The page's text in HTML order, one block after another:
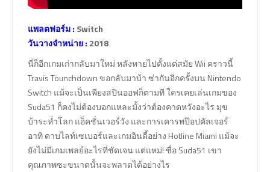
แพลตฟอร์ม : Switch
วันวางจำหน่าย : 2018
นี่ก็อีกเกมเก่ากลับมาใหม่ หลังหายไปตั้งแต่สมัย Wii คราวนี้
Travis Tounchdown ขอกลับมาบ้า ซ่ากันอีกครั้งบน Nintendo
Switch แม้จะเป็นเพียงสปินออฟก็ตามที ใครเคยเล่นเกมของ
Suda51 ก็คงไม่ต้องบอกแหละมั้งว่าต้องคาดหวังอะไร มุข
บ้าระห่ำโลก แอ็คชั่นเวอร์วัง และการเคารพป๊อปคัลเจอร์
อาทิ ดาบไลท์เซเบอร์และเกมอินดี้อย่าง Hotline Miami แม้จะ
ยังไม่มีเกมเพลย์อะไรที่ชัดเจน แต่แหม่! ชื่อ Suda51 เขา
คุณภาพซะขนาดนั้นจะพลาดได้อย่างไร